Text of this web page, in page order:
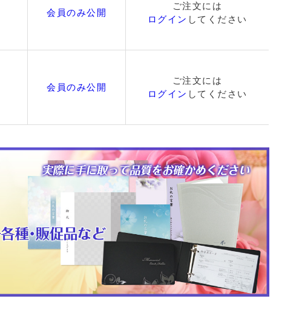
会員のみ公開
ご注文には
ログイン してください
会員のみ公開
ご注文には
ログイン してください